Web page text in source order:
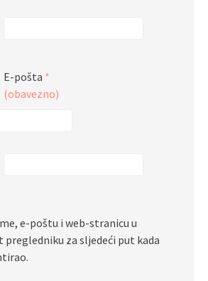
E-pošta *
(obavezno)
e-poštu i web-stranicu u
za sljedeći put kada